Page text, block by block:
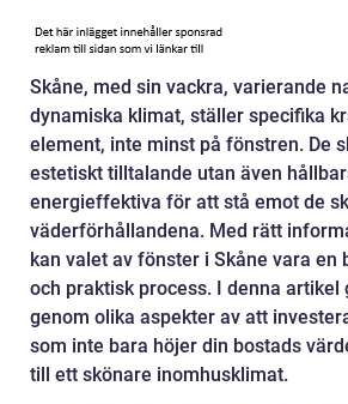
Skåne, med sin vackra, varierande
dynamiska klimat, ställer specifika
element, inte minst på fönstren. De
estetiskt tilltalande utan även
energieffektiva för att stå emot de
väderförhållandena. Med rätt
kan valet av fönster i Skåne vara en
och praktisk process. I denna artikel
genom olika aspekter av att
som inte bara höjer din bostads
till ett skönare inomhusklimat.